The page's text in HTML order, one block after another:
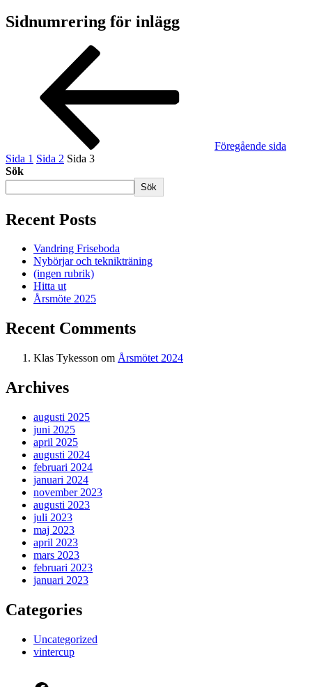
Sidnumrering för inlägg
Föregående sida
Sida 1 Sida 2 Sida 3
Sök
Sök
Recent Posts
Vandring Friseboda
Nybörjar och teknikträning
(ingen rubrik)
Hitta ut
Årsmöte 2025
Recent Comments
Klas Tykesson om Årsmötet 2024
Archives
augusti 2025
juni 2025
april 2025
augusti 2024
februari 2024
januari 2024
november 2023
augusti 2023
juli 2023
maj 2023
april 2023
mars 2023
februari 2023
januari 2023
Categories
Uncategorized
vintercup